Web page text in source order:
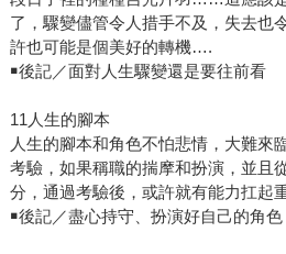
了，驟變儘管令人措手不及，失去也
許也可能是個美好的轉機….
￭後記／面對人生驟變還是要往前看
11人生的腳本
人生的腳本和角色不怕悲情，大難來
考驗，如果稱職的揣摩和扮演，並且
分，通過考驗後，或許就有能力扛起
￭後記／盡心持守、扮演好自己的角色